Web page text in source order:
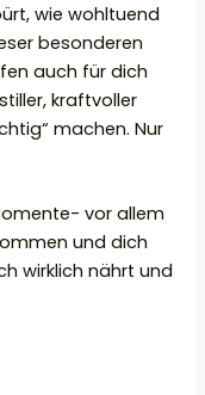
wie wohltuend
besonderen
auch für dich
kraftvoller
machen. Nur
vor allem
und dich
wirklich nährt und